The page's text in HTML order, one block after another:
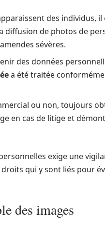
des individus, il
diffusion de photos de
sévères.
des données
a été traitée
ou non, toujours
en cas de litige et
exige une
droits qui y sont liés pour
des images